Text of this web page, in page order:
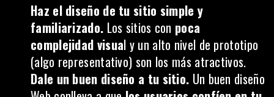
Haz el diseño de tu sitio simple y
familiarizado. Los sitios con poca
complejidad visual y un alto nivel de prototipo
(algo representativo) son los más atractivos.
Dale un buen diseño a tu sitio. Un buen diseño